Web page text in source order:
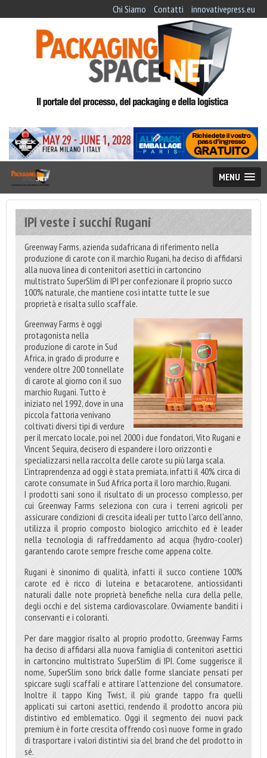
Chi Siamo Contatti innovativepress.eu
MENU
IPI veste i succhi Rugani
Greenway Farms, azienda sudafricana di riferimento nella
produzione di carote con il marchio Rugani, ha deciso di affidarsi
alla nuova linea di contenitori asettici in cartoncino
multistrato SuperSlim di IPI per confezionare il proprio succo
100% naturale, che mantiene così intatte tutte le sue
proprietà e risalta sullo scaffale.
Greenway Farms è oggi
protagonista nella
produzione di carote in Sud
Africa, in grado di produrre e
vendere oltre 200 tonnellate
di carote al giorno con il suo
marchio Rugani. Tutto è
iniziato nel 1992, dove in una
piccola fattoria venivano
coltivati diversi tipi di verdure
per il mercato locale, poi nel 2000 i due fondatori, Vito Rugani e
Vincent Sequira, decisero di espandere i loro orizzonti e
specializzarsi nella raccolta delle carote su più larga scala.
L’intraprendenza ad oggi è stata premiata, infatti il 40% circa di
carote consumate in Sud Africa porta il loro marchio, Rugani.
I prodotti sani sono il risultato di un processo complesso, per
cui Greenway Farms seleziona con cura i terreni agricoli per
assicurare condizioni di crescita ideali per tutto l'arco dell'anno,
utilizza il proprio composto biologico arricchito ed è leader
nella tecnologia di raffreddamento ad acqua (hydro-cooler)
garantendo carote sempre fresche come appena colte.
Rugani è sinonimo di qualità, infatti il succo contiene 100%
carote ed è ricco di luteina e betacarotene, antiossidanti
naturali dalle note proprietà benefiche nella cura della pelle,
degli occhi e del sistema cardiovascolare. Ovviamente banditi i
conservanti e i coloranti.
Per dare maggior risalto al proprio prodotto, Greenway Farms
ha deciso di affidarsi alla nuova famiglia di contenitori asettici
in cartoncino multistrato SuperSlim di IPI. Come suggerisce il
nome, SuperSlim sono brick dalle forme slanciate pensati per
spiccare sugli scaffali e attirare l’attenzione del consumatore.
Inoltre il tappo King Twist, il più grande tappo fra quelli
applicati sui cartoni asettici, rendendo il prodotto ancora più
distintivo ed emblematico. Oggi il segmento dei nuovi pack
premium è in forte crescita offrendo così nuove forme in grado
di trasportare i valori distintivi sia del brand che del prodotto in
sé.